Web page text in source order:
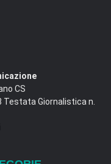
CS
Testata Giornalistica n.